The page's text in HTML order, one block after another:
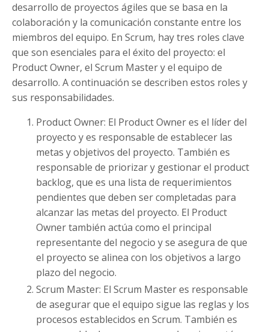
desarrollo de proyectos ágiles que se basa en la
colaboración y la comunicación constante entre los
miembros del equipo. En Scrum, hay tres roles clave
que son esenciales para el éxito del proyecto: el
Product Owner, el Scrum Master y el equipo de
desarrollo. A continuación se describen estos roles y
sus responsabilidades.
Product Owner: El Product Owner es el líder del
proyecto y es responsable de establecer las
metas y objetivos del proyecto. También es
responsable de priorizar y gestionar el product
backlog, que es una lista de requerimientos
pendientes que deben ser completadas para
alcanzar las metas del proyecto. El Product
Owner también actúa como el principal
representante del negocio y se asegura de que
el proyecto se alinea con los objetivos a largo
plazo del negocio.
Scrum Master: El Scrum Master es responsable
de asegurar que el equipo sigue las reglas y los
procesos establecidos en Scrum. También es